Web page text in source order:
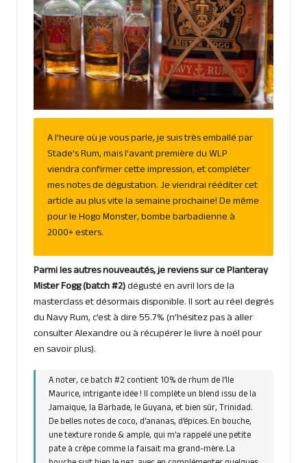
A l’heure où je vous parle, je suis très emballé par
Stade’s Rum, mais l’avant première du WLP
viendra confirmer cette impression, et compléter
mes notes de dégustation. Je viendrai rééditer cet
article au plus vite la semaine prochaine! De même
pour le Hogo Monster, bombe barbadienne à
2000+ esters.
Parmi les autres nouveautés, je reviens sur ce Planteray
Mister Fogg (batch #2)dégusté en avril lors de la
masterclass et désormais disponible. Il sort au réel degrés
du Navy Rum, c’est à dire 55.7% (n’hésitez pas à aller
consulter Alexandre ou à récupérer le livre à noël pour
en savoir plus).
A noter, ce batch #2 contient 10% de rhum de l’Ile
Maurice, intrigante idée ! Il complète un blend issu de la
Jamaique, la Barbade, le Guyana, et bien sûr, Trinidad.
De belles notes de coco, d’ananas, d’épices. En bouche,
une texture ronde & ample, qui m’a rappelé une petite
pate à crêpe comme la faisait ma grand-mère. La